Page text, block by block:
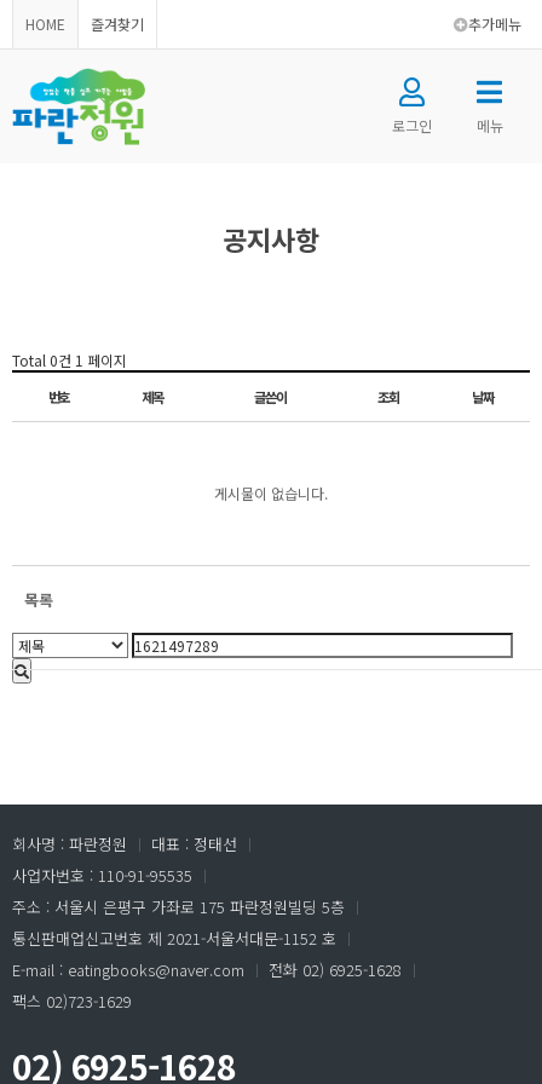
HOME 즐겨찾기 추가메뉴
로그인 메뉴
공지사항
Total 0건 1 페이지
번호 제목 글쓴이 조회 날짜
게시물이 없습니다.
목록
회사명 : 파란정원 ㅣ 대표 : 정태선 ㅣ
사업자번호 : 110-91-95535 ㅣ
주소 : 서울시 은평구 가좌로 175 파란정원빌딩 5층 ㅣ
통신판매업신고번호 제 2021-서울서대문-1152 호 ㅣ
E-mail : eatingbooks@naver.com ㅣ 전화 02) 6925-1628 ㅣ
팩스 02)723-1629
02) 6925-1628